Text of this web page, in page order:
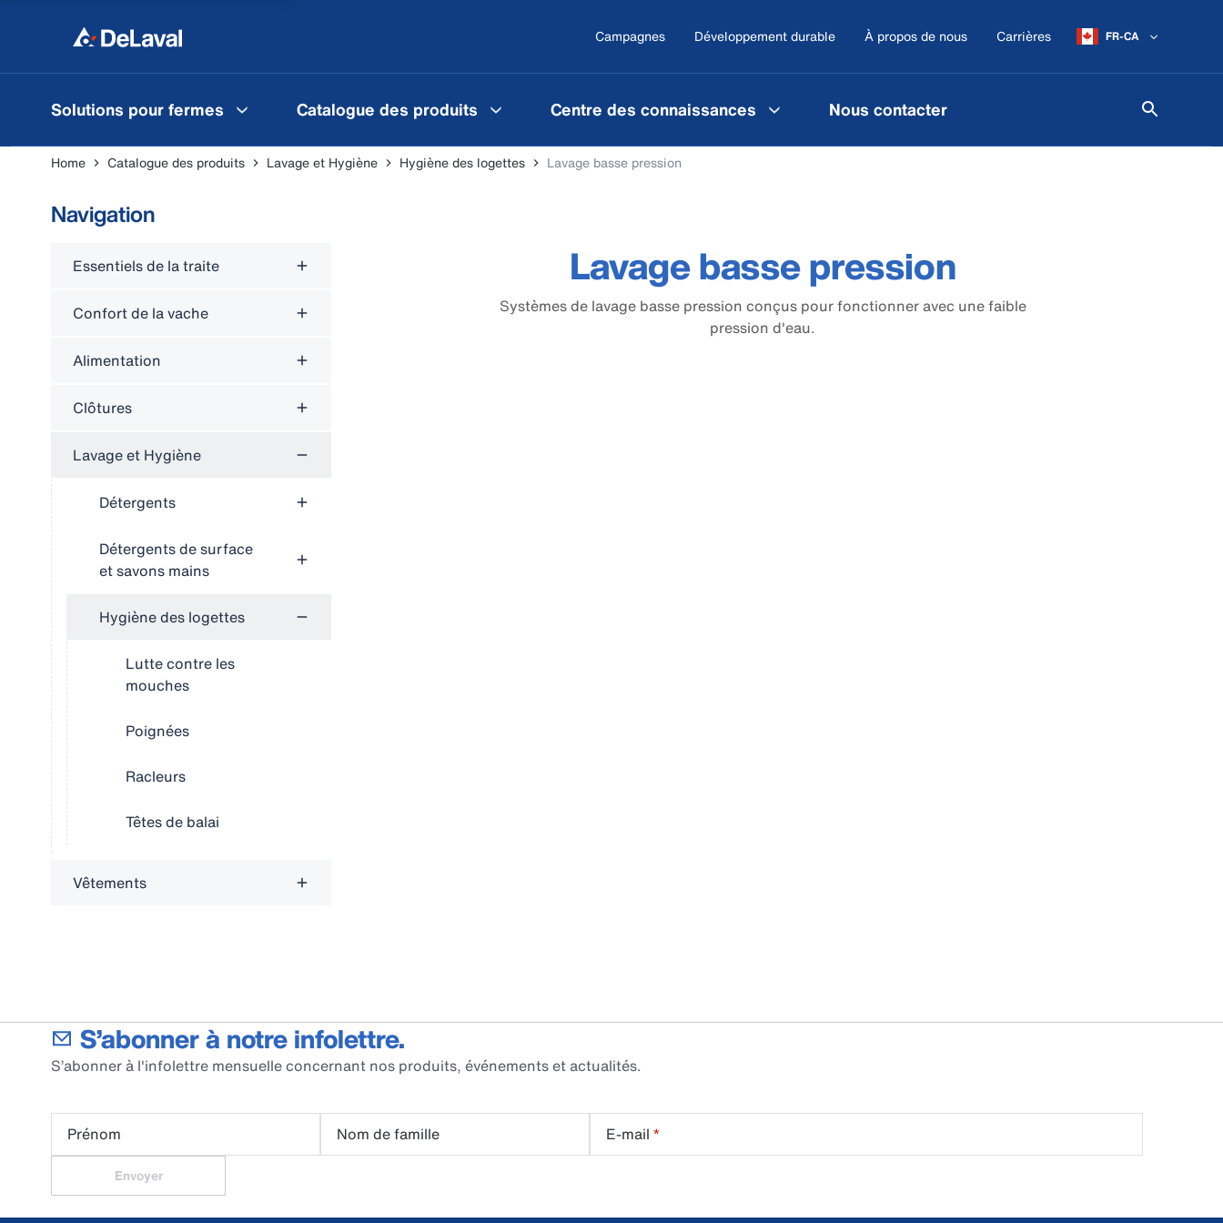
Campagnes Développement durable À propos de nous Carrières FR-CA
Solutions pour fermes Catalogue des produits Centre des connaissances Nous contacter
Home Catalogue des produits Lavage et Hygiène Hygiène des logettes Lavage basse pression
Navigation
Essentiels de la traite
Confort de la vache
Alimentation
Clôtures
Lavage et Hygiène
Détergents
Détergents de surface
et savons mains
Hygiène des logettes
Lutte contre les
mouches
Poignées
Racleurs
Têtes de balai
Vêtements
Lavage basse pression
Systèmes de lavage basse pression conçus pour fonctionner avec une faible
pression d'eau.
S’abonner à notre infolettre.
S’abonner à l'infolettre mensuelle concernant nos produits, événements et actualités.
Prénom Nom de famille E-mail *
Envoyer